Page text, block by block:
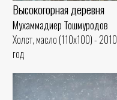
Высокогорная деревня
Мухаммадиер Тошмуродов
Холст, масло (110x100) - 2010
год